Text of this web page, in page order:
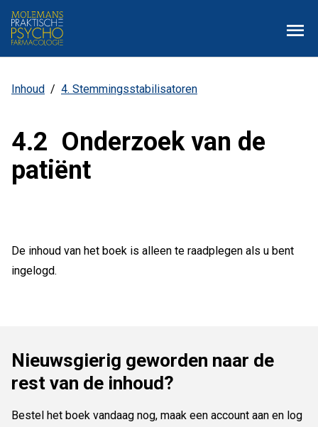
Overslaan
en
naar
inhoud
Menu
Inhoud 4. Stemmingsstabilisatoren
4.2 Onderzoek van de
patiënt
De inhoud van het boek is alleen te raadplegen als u bent
ingelogd.
Nieuwsgierig geworden naar de
rest van de inhoud?
Bestel het boek vandaag nog, maak een account aan en log